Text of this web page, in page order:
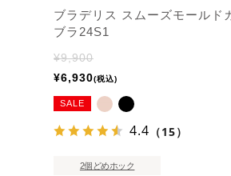
ブラデリス スムーズモールド
ブラ24S1
¥9,900
¥6,930 税込
SALE
4.4 （15）
2個どめホック